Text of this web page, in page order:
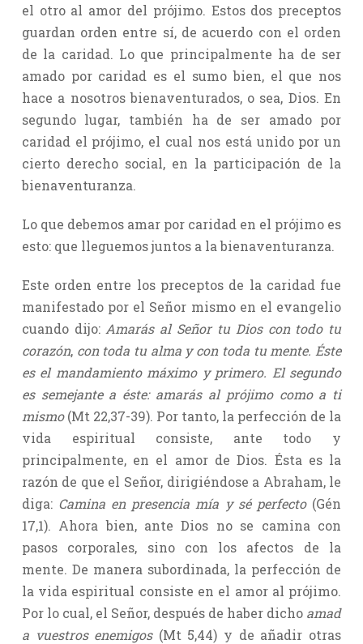
el otro al amor del prójimo. Estos dos preceptos
guardan orden entre sí, de acuerdo con el orden
de la caridad. Lo que principalmente ha de ser
amado por caridad es el sumo bien, el que nos
hace a nosotros bienaventurados, o sea, Dios. En
segundo lugar, también ha de ser amado por
caridad el prójimo, el cual nos está unido por un
cierto derecho social, en la participación de la
bienaventuranza.
Lo que debemos amar por caridad en el prójimo es
esto: que lleguemos juntos a la bienaventuranza.
Este orden entre los preceptos de la caridad fue
manifestado por el Señor mismo en el evangelio
cuando dijo: Amarás al Señor tu Dios con todo tu
corazón,con toda tu alma y con toda tu mente. Éste
es el mandamiento máximo y primero. El segundo
es semejante a éste: amarás al prójimo como a ti
mismo(Mt 22,37-39). Por tanto, la perfección de la
vida espiritual consiste, ante todo y
principalmente, en el amor de Dios. Ésta es la
razón de que el Señor, dirigiéndose a Abraham, le
diga: Camina en presencia mía y sé perfecto (Gén
17,1). Ahora bien, ante Dios no se camina con
pasos corporales, sino con los afectos de la
mente. De manera subordinada, la perfección de
la vida espiritual consiste en el amor al prójimo.
Por lo cual, el Señor, después de haber dicho amad
a vuestros enemigos (Mt 5,44) y de añadir otras